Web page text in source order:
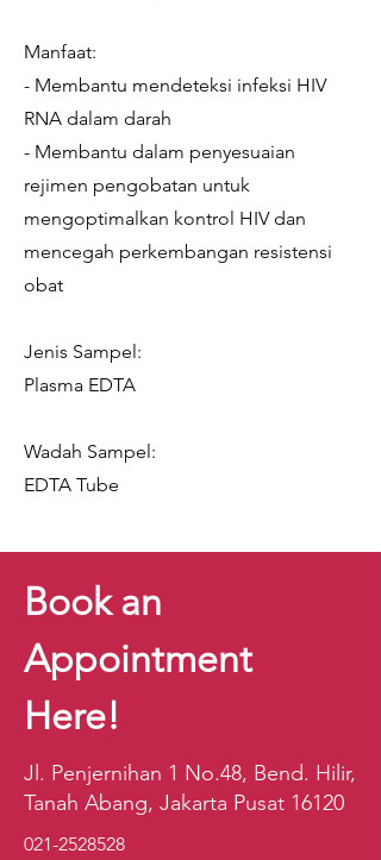
Manfaat:
- Membantu mendeteksi infeksi HIV
RNA dalam darah
- Membantu dalam penyesuaian
rejimen pengobatan untuk
mengoptimalkan kontrol HIV dan
mencegah perkembangan resistensi
obat
Jenis Sampel:
Plasma EDTA
Wadah Sampel:
EDTA Tube
Book an
Appointment
Here!
Jl. Penjernihan 1 No.48, Bend. Hilir,
Tanah Abang, Jakarta Pusat 16120
021-2528528